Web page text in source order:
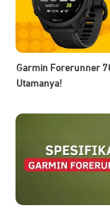
Garmin Forerunner
Utamanya!